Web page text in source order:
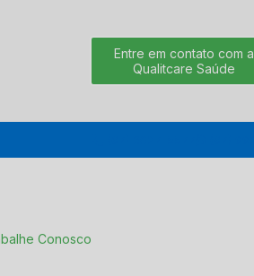
Entre em contato com a
Qualitcare Saúde
Conosco